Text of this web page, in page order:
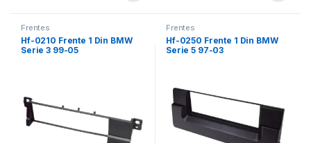
Frentes
Hf-0210 Frente 1 Din BMW
Serie 3 99-05
Frentes
Hf-0250 Frente 1 Din BMW
Serie 5 97-03